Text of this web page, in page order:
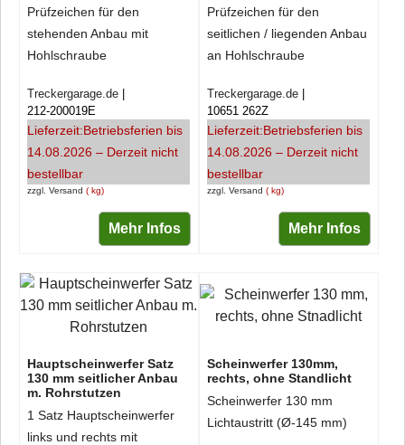
Prüfzeichen für den
stehenden Anbau mit
Hohlschraube
zzgl. Versand kg
Treckergarage.de
212-200019E
Lieferzeit:Betriebsferien bis
14.08.2026 – Derzeit nicht
bestellbar
Mehr Infos
Prüfzeichen für den
seitlichen / liegenden Anbau
an Hohlschraube
zzgl. Versand kg
Treckergarage.de
10651 262Z
Lieferzeit:Betriebsferien bis
14.08.2026 – Derzeit nicht
bestellbar
Mehr Infos
Hauptscheinwerfer Satz
130 mm seitlicher Anbau
m. Rohrstutzen
1 Satz Hauptscheinwerfer
links und rechts mit
Scheinwerfer 130mm,
rechts, ohne Standlicht
Scheinwerfer 130 mm
Lichtaustritt (Ø-145 mm)